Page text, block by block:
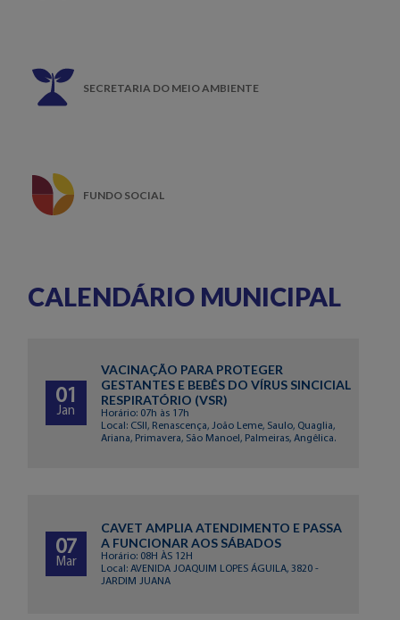
SECRETARIA DO MEIO AMBIENTE
FUNDO SOCIAL
CALENDÁRIO MUNICIPAL
01
Jan
VACINAÇÃO PARA PROTEGER
GESTANTES E BEBÊS DO VÍRUS SINCICIAL
RESPIRATÓRIO (VSR)
Horário: 07h às 17h
Local: CSII, Renascença, João Leme, Saulo, Quaglia,
Ariana, Primavera, São Manoel, Palmeiras, Angêlica.
07
Mar
CAVET AMPLIA ATENDIMENTO E PASSA
A FUNCIONAR AOS SÁBADOS
Horário: 08H ÀS 12H
Local: AVENIDA JOAQUIM LOPES ÁGUILA, 3820 -
JARDIM JUANA